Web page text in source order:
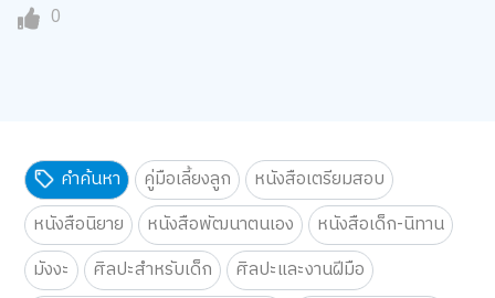
0
คำค้นหา คู่มือเลี้ยงลูก
หนังสือเตรียมสอบ
หนังสือนิยาย
หนังสือพัฒนาตนเอง
หนังสือเด็ก-นิทาน
มังงะ
ศิลปะสำหรับเด็ก
ศิลปะและงานฝีมือ